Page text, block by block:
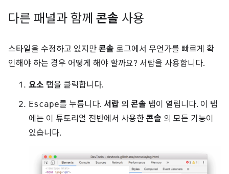
다른 패널과 함께 콘솔 사용
스타일을 수정하고 있지만 콘솔 로그에서 무언가를 빠르게 확
인해야 하는 경우 어떻게 해야 할까요? 서랍을 사용합니다.
요소 탭을 클릭합니다.
Escape를 누릅니다. 서랍 의 콘솔 탭이 열립니다. 이 탭
에는 이 튜토리얼 전반에서 사용한 콘솔 의 모든 기능이
있습니다.